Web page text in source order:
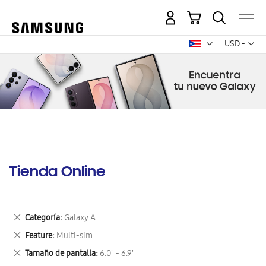
USD -
dólar
Mi carrito
Tienda Online
Categoría Galaxy A
Eliminar
este
artículo
Feature Multi-sim
Eliminar
este
artículo
Tamaño de pantalla 6.0" - 6.9"
Eliminar